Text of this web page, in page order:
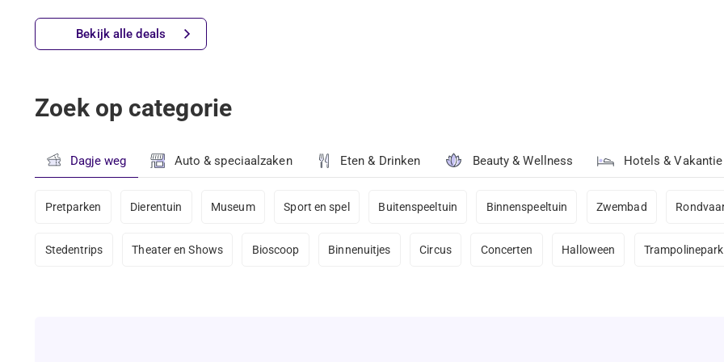
Bekijk alle deals
Zoek op categorie
Dagje weg Auto & speciaalzaken Eten & Drinken Beauty & Wellness Hotels & Vakantie
Pretparken Dierentuin Museum Sport en spel Buitenspeeltuin Binnenspeeltuin Zwembad
Stedentrips Theater en Shows Bioscoop Binnenuitjes Circus Concerten Halloween Trampolinepark